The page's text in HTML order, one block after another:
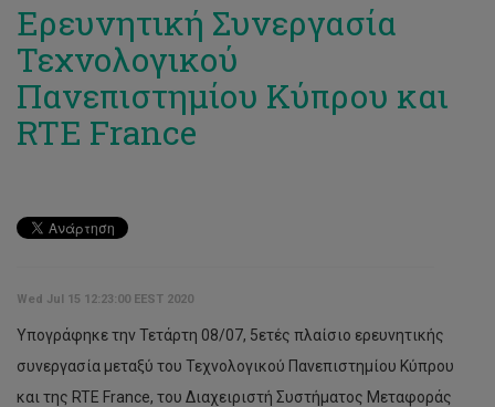
Ερευνητική Συνεργασία
Τεχνολογικού
Πανεπιστημίου Κύπρου και
RTE France
Wed Jul 15 12:23:00 EEST 2020
Υπογράφηκε την Τετάρτη 08/07, 5ετές πλαίσιο ερευνητικής
συνεργασία μεταξύ του Τεχνολογικού Πανεπιστημίου Κύπρου
και της RTE France, του Διαχειριστή Συστήματος Μεταφοράς